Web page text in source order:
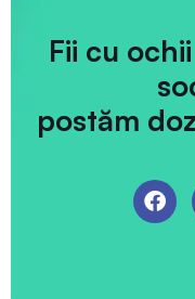
Fii cu
postăm